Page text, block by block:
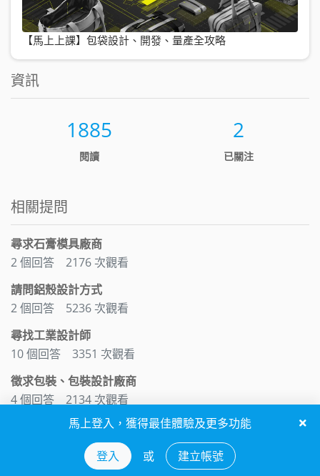
【馬上上課】包袋設計、開發、量產全攻略
資訊
1885
閱讀
2
已關注
相關提問
尋求石膏模具廠商
2 個回答
2176 次觀看
請問鋁殼設計方式
2 個回答
5236 次觀看
尋找工業設計師
10 個回答
3351 次觀看
徵求包裝、包裝設計廠商
4 個回答
2134 次觀看
木工，木雕，或異材質合作經驗之廠商
1970 次觀看
馬上登入，獲得最佳體驗及更多功能
登入 或 建立帳號